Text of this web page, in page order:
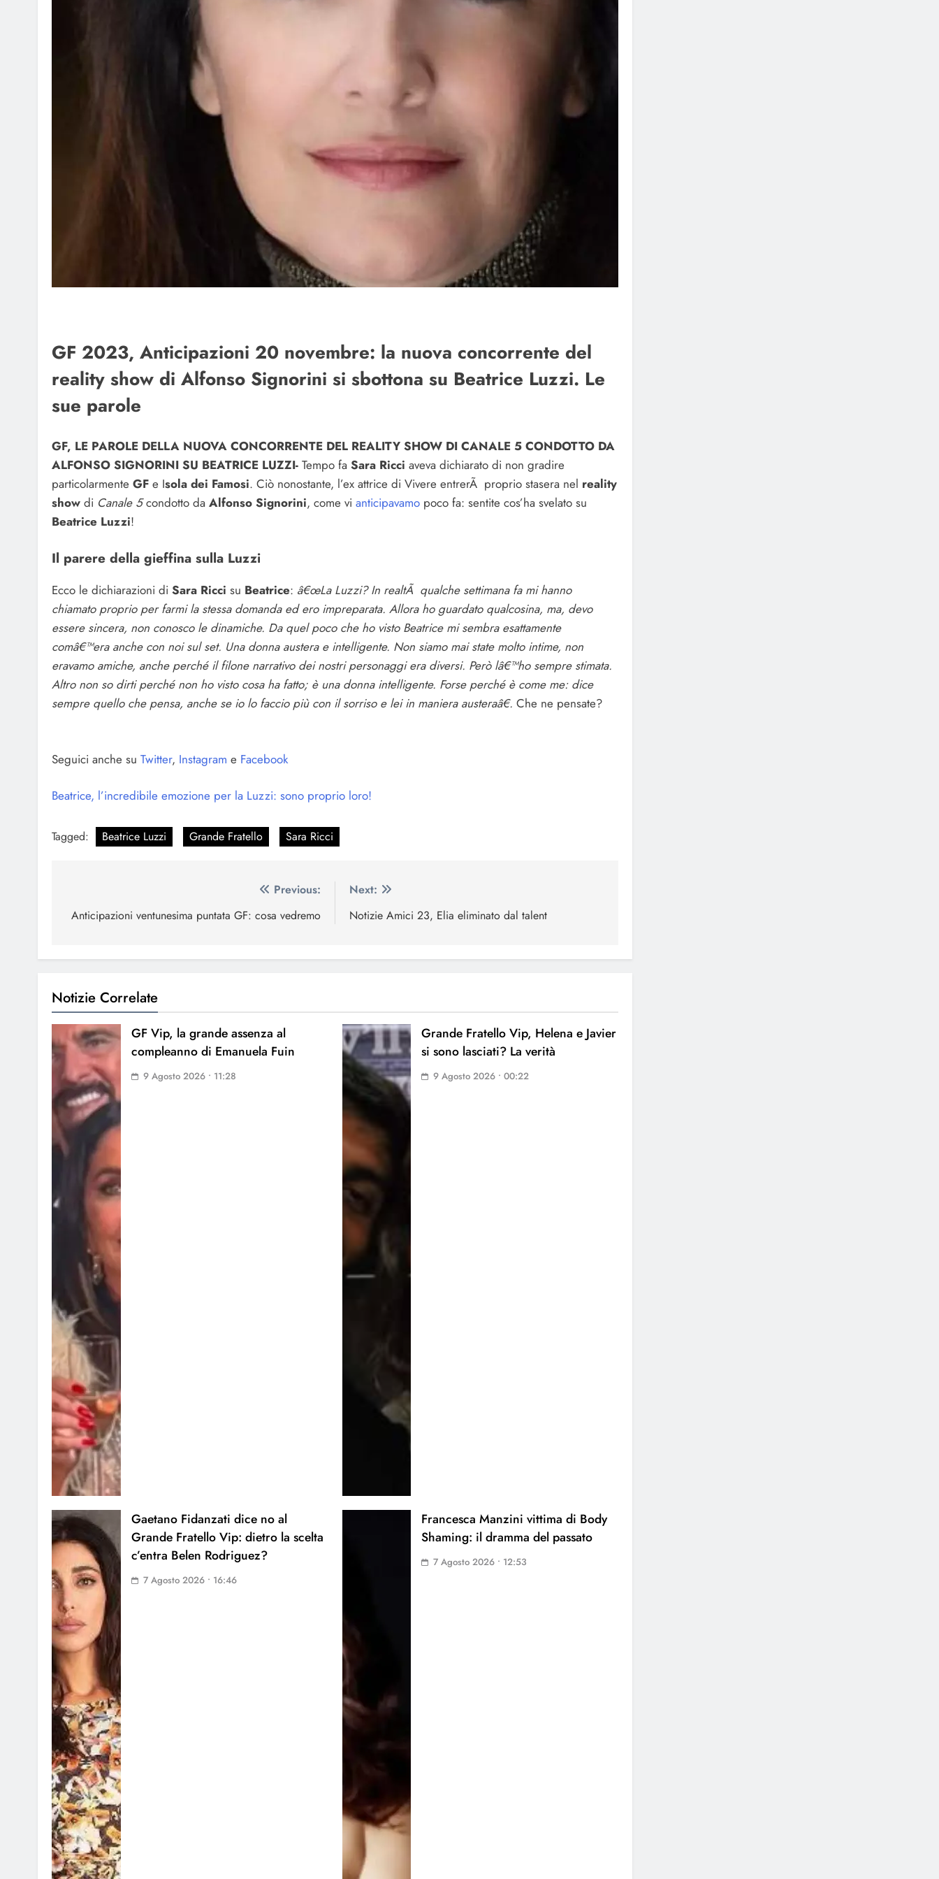
GF 2023, Anticipazioni 20 novembre: la nuova concorrente del
reality show di Alfonso Signorini si sbottona su Beatrice Luzzi. Le
sue parole
GF, LE PAROLE DELLA NUOVA CONCORRENTE DEL REALITY SHOW DI CANALE 5 CONDOTTO DA
ALFONSO SIGNORINI SU BEATRICE LUZZI- Tempo fa Sara Ricci aveva dichiarato di non gradire
particolarmente GF e Isola dei Famosi. Ciò nonostante, l’ex attrice di Vivere entrerÃ proprio stasera nel reality
show di Canale 5condotto da Alfonso Signorini, come vi anticipavamo poco fa: sentite cos’ha svelato su
Beatrice Luzzi!
Il parere della gieffina sulla Luzzi
Ecco le dichiarazioni di Sara Ricci su Beatrice: â€œLa Luzzi? In realtÃ qualche settimana fa mi hanno
chiamato proprio per farmi la stessa domanda ed ero impreparata. Allora ho guardato qualcosina, ma, devo
essere sincera, non conosco le dinamiche. Da quel poco che ho visto Beatrice mi sembra esattamente
comâ€™era anche con noi sul set. Una donna austera e intelligente. Non siamo mai state molto intime, non
eravamo amiche, anche perché il filone narrativo dei nostri personaggi era diversi. Però lâ€™ho sempre stimata.
Altro non so dirti perché non ho visto cosa ha fatto; è una donna intelligente. Forse perché è come me: dice
sempre quello che pensa, anche se io lo faccio più con il sorriso e lei in maniera austeraâ€. Che ne pensate?
Seguici anche su Twitter, Instagram e Facebook
Beatrice, l’incredibile emozione per la Luzzi: sono proprio loro!
Tagged: Beatrice Luzzi Grande Fratello Sara Ricci
articoli
Previous:
Anticipazioni ventunesima puntata GF: cosa vedremo
Next:
Notizie Amici 23, Elia eliminato dal talent
Notizie Correlate
GF Vip, la grande assenza al
compleanno di Emanuela Fuin
9 Agosto 2026 • 11:28
Grande Fratello Vip, Helena e Javier
si sono lasciati? La verità
9 Agosto 2026 • 00:22
Gaetano Fidanzati dice no al
Grande Fratello Vip: dietro la scelta
c’entra Belen Rodriguez?
7 Agosto 2026 • 16:46
Francesca Manzini vittima di Body
Shaming: il dramma del passato
7 Agosto 2026 • 12:53